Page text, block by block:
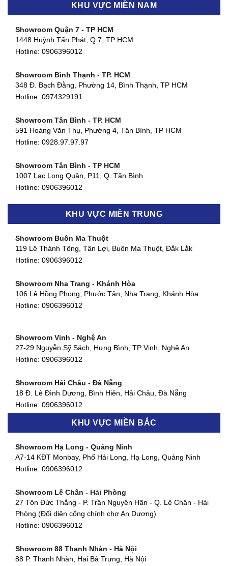
KHU VỰC MIỀN NAM
Showroom Quận 7 - TP HCM
1448 Huỳnh Tấn Phát, Q.7, TP HCM
Hotline: 0906396012
Showroom Bình Thạnh - TP. HCM
348 Đ. Bạch Đằng, Phường 14, Bình Thạnh, TP HCM
Hotline: 0974329191
Showroom Tân Bình - TP. HCM
591 Hoàng Văn Thụ, Phường 4, Tân Bình, TP HCM
Hotline: 0928.97.97.97
Showroom Tân Bình - TP HCM
1007 Lạc Long Quân, P11, Q. Tân Bình
Hotline: 0906396012
Showroom Biên Hòa - Đồng Nai
Showroom Thuận An - Bình Dương
Showroom Quận 11 - TP. HCM
Showroom Quận 4 - TP. HCM
127 Khánh Hội, Phường 3, Quận 4,TP. HCM
Showroom Quận 7 - TP. HCM
877 Huỳnh Tấn Phát, Phú Thuận, Quận 7, TP HCM
Hotline:0906396012
580 Phan Văn Trị, Phường 7, Quận 5, TP HCM
Hotline:0906396012
90 Đ. Cộng Hòa, Phường 4, Tân Bình, TP HCM
Hotline:0906396012
KHU VỰC MIỀN TRUNG
Showroom Buôn Ma Thuột
119 Lê Thánh Tông, Tân Lợi, Buôn Ma Thuột, Đắk Lắk
Hotline: 0906396012
Showroom Nha Trang - Khánh Hòa
106 Lê Hồng Phong, Phước Tân, Nha Trang, Khánh Hòa
Hotline: 0906396012
Showroom Vinh - Nghệ An
27-29 Nguyễn Sỹ Sách, Hưng Bình, TP Vinh, Nghệ An
Hotline: 0906396012
Showroom Hải Châu - Đà Nẵng
18 Đ. Lê Đình Dương, Bình Hiên, Hải Châu, Đà Nẵng
Hotline: 0906396012
Showroom Thanh Khê - Đà Nẵng
Hotline:0906396012
Showroom Cẩm Lệ - Đà Nẵng
Hotline:0906396012
Showroom Huế
54 Hùng Vương, Phú Hội, Thành phố Huế, Thừa Thiên Huế
Showroom Hà Tĩnh
KHU VỰC MIỀN BẮC
Showroom Hạ Long - Quảng Ninh
A7-14 KĐT Monbay, Phố Hải Long, Hạ Long, Quảng Ninh
Hotline: 0906396012
Showroom Lê Chân - Hải Phòng
27 Tôn Đức Thắng - P. Trần Nguyên Hãn - Q. Lê Chân - Hải
Phòng (Đối diện cổng chính chợ An Dương)
Hotline: 0906396012
Showroom 88 Thanh Nhàn - Hà Nội
88 P. Thanh Nhàn, Hai Bà Trưng, Hà Nội